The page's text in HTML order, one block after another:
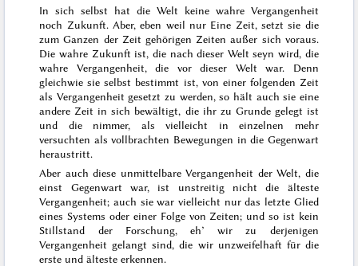
In sich selbst hat die Welt keine wahre Vergangenheit
noch Zukunft. Aber, eben weil nur Eine Zeit, setzt sie die
zum Ganzen der Zeit gehörigen Zeiten außer sich voraus.
Die wahre Zukunft ist, die nach dieser Welt seyn wird, die
wahre Vergangenheit, die vor dieser Welt war. Denn
gleichwie sie selbst bestimmt ist, von einer folgenden Zeit
als Vergangenheit gesetzt zu werden, so hält auch sie eine
andere Zeit in sich bewältigt, die ihr zu Grunde gelegt ist
und die nimmer, als vielleicht in einzelnen mehr
versuchten als vollbrachten Bewegungen in die Gegenwart
heraustritt.
Aber auch diese unmittelbare Vergangenheit der Welt, die
einst Gegenwart war, ist unstreitig nicht die älteste
Vergangenheit; auch sie war vielleicht nur das letzte Glied
eines Systems oder einer Folge von Zeiten; und so ist kein
Stillstand der Forschung, eh’ wir zu derjenigen
Vergangenheit gelangt sind, die wir unzweifelhaft für die
erste und älteste erkennen.